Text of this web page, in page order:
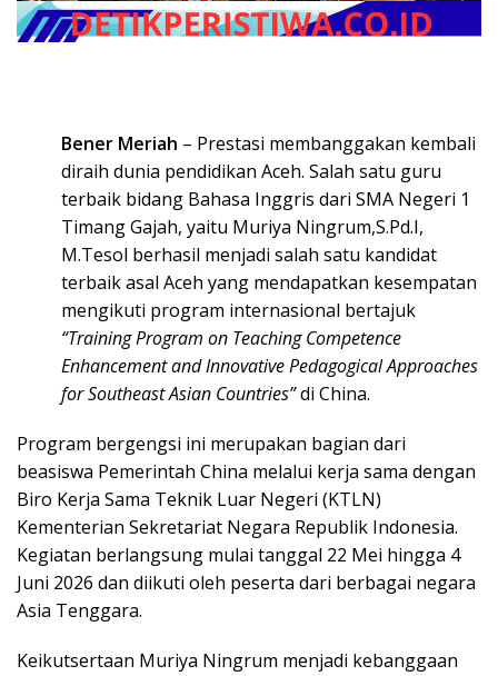
Bener Meriah – Prestasi membanggakan kembali
diraih dunia pendidikan Aceh. Salah satu guru
terbaik bidang Bahasa Inggris dari SMA Negeri 1
Timang Gajah, yaitu Muriya Ningrum,S.Pd.I,
M.Tesol berhasil menjadi salah satu kandidat
terbaik asal Aceh yang mendapatkan kesempatan
mengikuti program internasional bertajuk
“Training Program on Teaching Competence
Enhancement and Innovative Pedagogical Approaches
for Southeast Asian Countries”di China.
Program bergengsi ini merupakan bagian dari
beasiswa Pemerintah China melalui kerja sama dengan
Biro Kerja Sama Teknik Luar Negeri (KTLN)
Kementerian Sekretariat Negara Republik Indonesia.
Kegiatan berlangsung mulai tanggal 22 Mei hingga 4
Juni 2026 dan diikuti oleh peserta dari berbagai negara
Asia Tenggara.
Keikutsertaan Muriya Ningrum menjadi kebanggaan